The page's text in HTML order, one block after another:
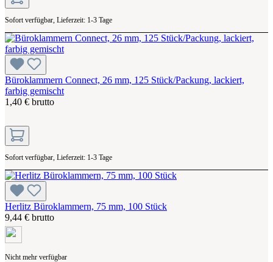
Sofort verfügbar, Lieferzeit: 1-3 Tage
Büroklammern Connect, 26 mm, 125 Stück/Packung, lackiert,
farbig gemischt
1,40 € brutto
Sofort verfügbar, Lieferzeit: 1-3 Tage
Herlitz Büroklammern, 75 mm, 100 Stück
9,44 € brutto
Nicht mehr verfügbar